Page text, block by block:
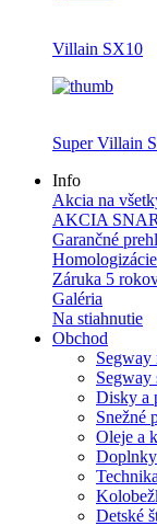
Villain SX10
Super Villain
Info
Akcia na
AKCIA
Garančné
Homologizácie
Záruka 5
Galéria
Na stiahnutie
Obchod
Segway
Segway
Disky a
Snežné
Oleje a
Technika
Detské